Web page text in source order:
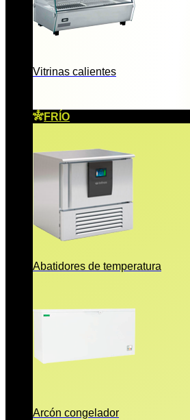
Vitrinas calientes
FRÍO
Abatidores de temperatura
Arcón congelador